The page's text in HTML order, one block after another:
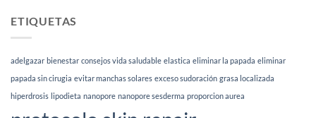
Esthetia
tipo
de
(2026)
ETIQUETAS
adelgazar bienestar consejos vida saludable elastica eliminar la papada eliminar
papada sin cirugia evitar manchas solares exceso sudoración grasa localizada
hiperdrosis lipodieta nanopore nanopore sesderma proporcion aurea